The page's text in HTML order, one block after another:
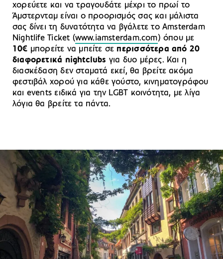
χορεύετε και να τραγουδάτε μέχρι το πρωί το
Άμστερνταμ είναι ο προορισμός σας και μάλιστα
σας δίνει τη δυνατότητα να βγάλετε το Amsterdam
Nightlife Ticket (www.iamsterdam.com) όπου με
10€ μπορείτε να μπείτε σε περισσότερα από 20
διαφορετικά nightclubs για δυο μέρες. Και η
διασκέδαση δεν σταματά εκεί, θα βρείτε ακόμα
φεστιβάλ χορού για κάθε γούστο, κινηματογράφου
και events ειδικά για την LGBT κοινότητα, με λίγα
λόγια θα βρείτε τα πάντα.